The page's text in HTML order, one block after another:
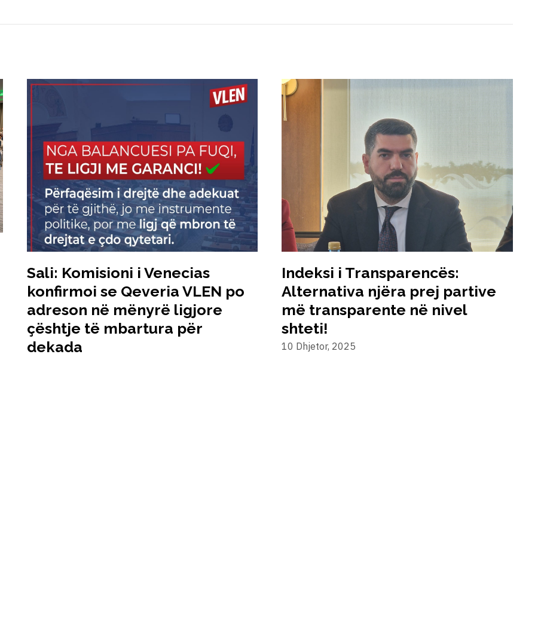
Sali: Komisioni i Venecias
konfirmoi se Qeveria VLEN po
adreson në mënyrë ligjore
çështje të mbartura për
dekada
Indeksi i Transparencës:
Alternativa njëra prej partive
më transparente në nivel
shteti!
10 Dhjetor, 2025